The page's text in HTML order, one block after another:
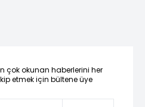
çok okunan haberlerini her
etmek için bültene üye